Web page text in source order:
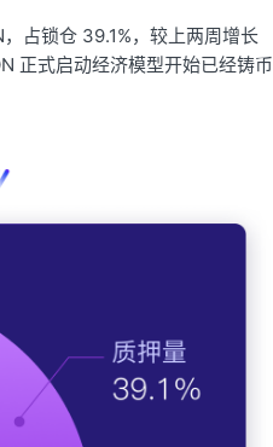
占锁仓 39.1%，较上两周增长
正式启动经济模型开始已经铸币